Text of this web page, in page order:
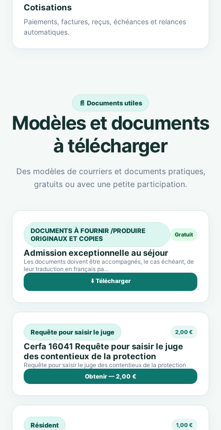
Cotisations
Paiements, factures, reçus, échéances et relances
automatiques.
📄 Documents utiles
Modèles et documents
à télécharger
Des modèles de courriers et documents pratiques,
gratuits ou avec une petite participation.
DOCUMENTS À FOURNIR /PRODUIRE
ORIGINAUX ET COPIES
Gratuit
Admission exceptionnelle au séjour
Les documents doivent être accompagnés, le cas échéant, de
leur traduction en français pa…
⬇️ Télécharger
Requête pour saisir le juge 2,00 €
Cerfa 16041 Requête pour saisir le juge
des contentieux de la protection
Requête pour saisir le juge des contentieux de la protection
Obtenir — 2,00 €
Résident 1,00 €